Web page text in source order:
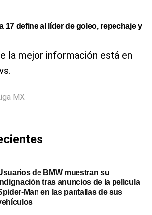
17 define al líder de goleo, repechaje y
la mejor información está en
MX
de BMW muestran su
tras anuncios de la película
Man en las pantallas de sus